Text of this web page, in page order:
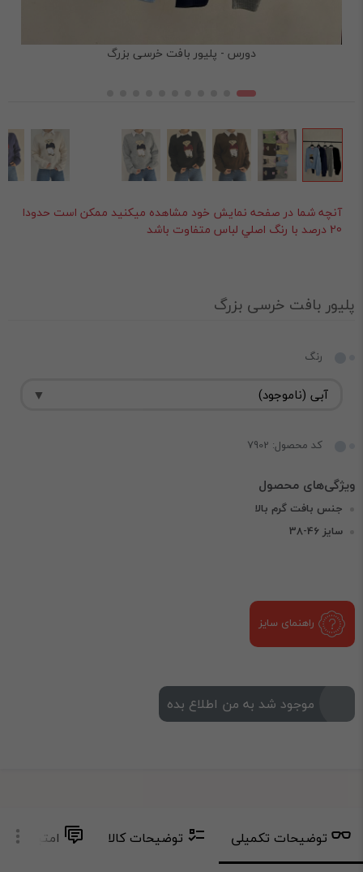
دورس - پلیور بافت خرسی بزرگ
آنچه شما در صفحه نمايش خود مشاهده ميکنيد ممکن است حدودا
20 درصد با رنگ اصلي لباس متفاوت باشد
پلیور بافت خرسی بزرگ
رنگ
کد محصول: 7902
جنس بافت گرم بالا
سایز 46-38
راهنمای سایز
موجود شد به من اطلاع بده
توضیحات تکمیلی توضیحات کالا امتیاز و